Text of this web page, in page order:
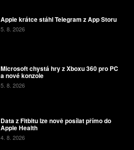
Apple krátce stáhl Telegram z App Storu
5. 8. 2026
Microsoft chystá hry z Xboxu 360 pro PC
a nové konzole
5. 8. 2026
Data z Fitbitu lze nově posílat přímo do
Apple Health
4. 8. 2026